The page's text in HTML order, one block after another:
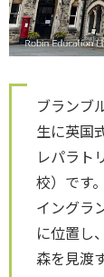
ブランブ
生に英国
レパラト
校）です。
イングラ
に位置し
森を見渡